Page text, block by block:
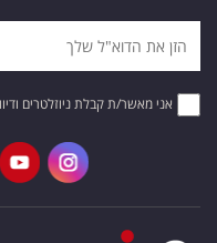
אני מאשר/ת קבלת ניוזלטרים